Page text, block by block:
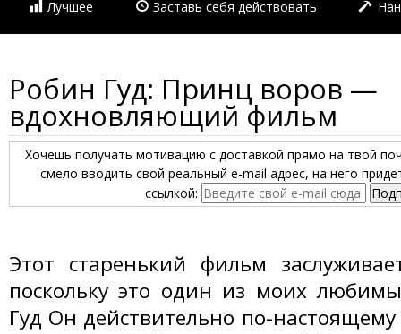
Лучшее Заставь себя действовать
Робин Гуд: Принц воров —
вдохновляющий фильм
Хочешь получать мотивацию с доставкой прямо на твой
смело вводить свой реальный e-mail адрес, на него
ссылкой:
Этот старенький фильм
поскольку это один из моих
Гуд Он действительно по-настоящему